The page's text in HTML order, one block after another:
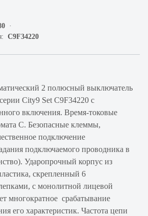
C9F34220
2 полюсный выключатель
City9 Set C9F34220 с
включения. Время-токовые
C. Безопасные клеммы,
подключение
подключаемого проводника в
Ударопрочный корпус из
скрепленный 6
с монолитной лицевой
многократное срабатывание
его характеристик. Частота цепи